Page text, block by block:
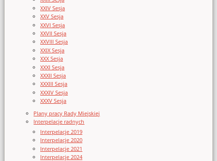
XXIV Sesja
XXV Sesja
XXVI Sesja
XXVII Sesja
XXVIII Sesja
XXIX Sesja
XXX Sesja
XXXI Sesja
XXXII Sesja
XXXIII Sesja
XXXIV Sesja
XXXV Sesja
Plany pracy Rady Miejskiej
Interpelacje radnych
Interpelacje 2019
Interpelacje 2020
Interpelacje 2021
Interpelacje 2024